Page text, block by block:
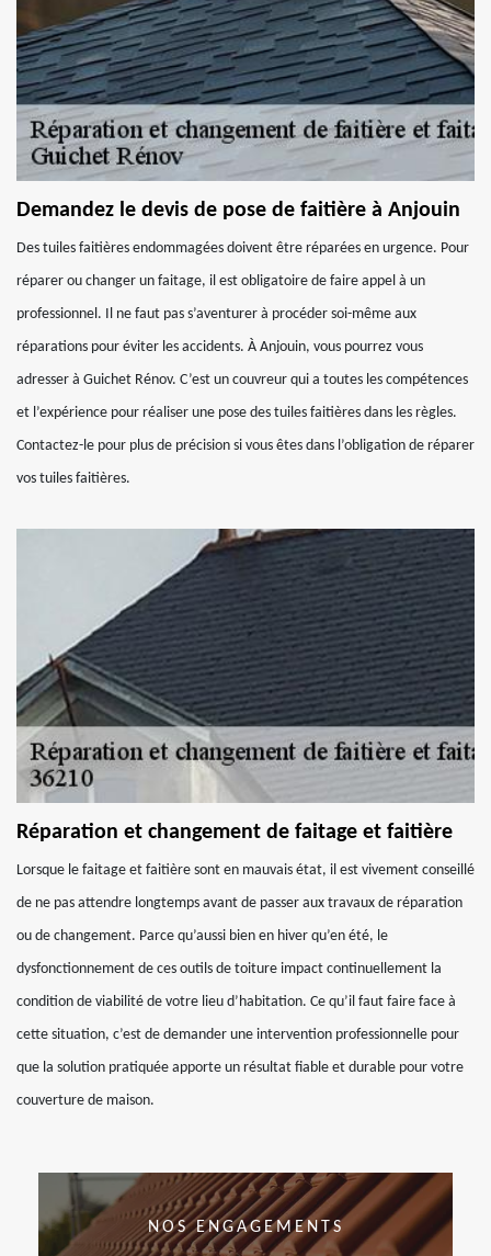
Demandez le devis de pose de faitière à Anjouin
Des tuiles faitières endommagées doivent être réparées en urgence. Pour
réparer ou changer un faitage, il est obligatoire de faire appel à un
professionnel. Il ne faut pas s’aventurer à procéder soi-même aux
réparations pour éviter les accidents. À Anjouin, vous pourrez vous
adresser à Guichet Rénov. C’est un couvreur qui a toutes les compétences
et l’expérience pour réaliser une pose des tuiles faitières dans les règles.
Contactez-le pour plus de précision si vous êtes dans l’obligation de réparer
vos tuiles faitières.
Réparation et changement de faitage et faitière
Lorsque le faitage et faitière sont en mauvais état, il est vivement conseillé
de ne pas attendre longtemps avant de passer aux travaux de réparation
ou de changement. Parce qu’aussi bien en hiver qu’en été, le
dysfonctionnement de ces outils de toiture impact continuellement la
condition de viabilité de votre lieu d’habitation. Ce qu’il faut faire face à
cette situation, c’est de demander une intervention professionnelle pour
que la solution pratiquée apporte un résultat fiable et durable pour votre
couverture de maison.
NOS ENGAGEMENTS